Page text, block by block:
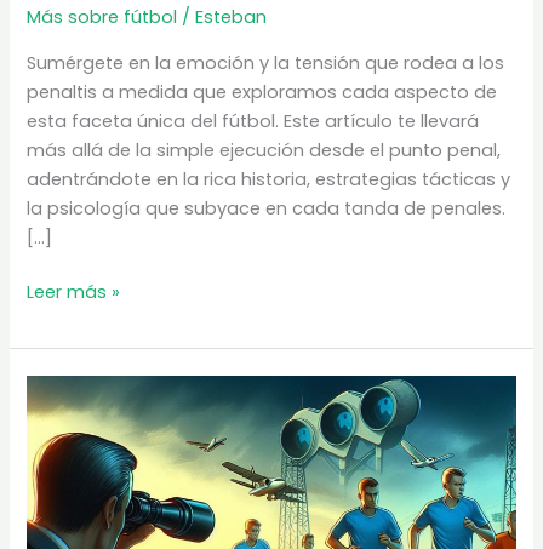
Más sobre fútbol /Esteban
Sumérgete en la emoción y la tensión que rodea a los
penaltis a medida que exploramos cada aspecto de
esta faceta única del fútbol. Este artículo te llevará
más allá de la simple ejecución desde el punto penal,
adentrándote en la rica historia, estrategias tácticas y
la psicología que subyace en cada tanda de penales.
[…]
Los
|
El
arte
de
la
tanda
de
Leer más »